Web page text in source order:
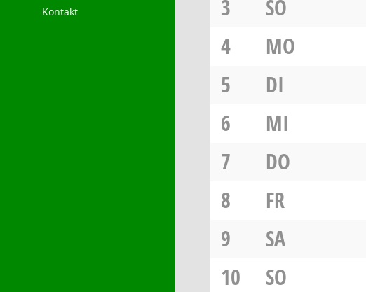
Kontakt 3
SO
4
MO
5
DI
6
MI
7
DO
8
FR
9
SA
10
SO